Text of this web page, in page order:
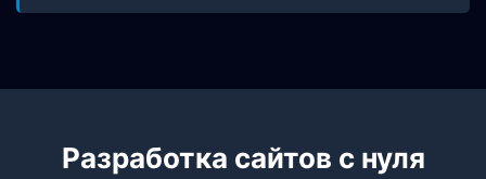
Разработка сайтов с нуля